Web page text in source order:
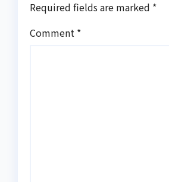
Required fields are marked *
Comment *